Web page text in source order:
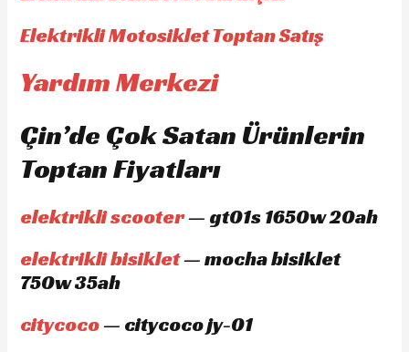
Elektrikli Motosiklet Toptan Satış
Yardım Merkezi
Çin’de Çok Satan Ürünlerin
Toptan Fiyatları
elektrikli scooter— gt01s 1650w 20ah
elektrikli bisiklet— mocha bisiklet
750w 35ah
citycoco— citycoco jy-01